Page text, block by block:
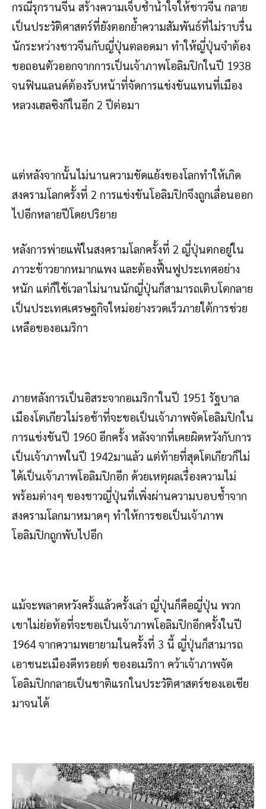
กรณีรุกรานจีน สร้างความเจ็บช้ำน้ำใจให้ชาวจีน กลาย
เป็นประวัติศาสตร์ที่ยังตอกย้ำความสัมพันธ์ที่ไม่ราบรื่น
นักระหว่างชาวจีนกับญี่ปุ่นตลอดมา ทำให้ญี่ปุ่นจำต้อง
ขอถอนตัวออกจากการเป็นเจ้าภาพโอลิมปิกในปี 1938
จนฟินแลนด์ต้องรับหน้าที่จัดการแข่งขันแทนที่เมือง
หลวงเฮลซิงกิในอีก 2 ปีต่อมา
แต่หลังจากนั้นไม่นานความขัดแย้งของโลกทำให้เกิด
สงครามโลกครั้งที่ 2 การแข่งขันโอลิมปิกจึงถูกเลื่อนออก
ไปอีกหลายปีโดยปริยาย
หลังการพ่ายแพ้ในสงครามโลกครั้งที่ 2 ญี่ปุ่นตกอยู่ใน
ภาวะข้าวยากหมากแพง และต้องฟื้นฟูประเทศอย่าง
หนัก แต่ก็ใช้เวลาไม่นานนักญี่ปุ่นก็สามารถเติบโตกลาย
เป็นประเทศเศรษฐกิจใหม่อย่างรวดเร็วภายใต้การช่วย
เหลือของอเมริกา
ภายหลังการเป็นอิสระจากอเมริกาในปี 1951 รัฐบาล
เมืองโตเกียวไม่รอช้าที่จะขอเป็นเจ้าภาพจัดโอลิมปิกใน
การแข่งขันปี 1960 อีกครั้ง หลังจากที่เคยผิดหวังกับการ
เป็นเจ้าภาพในปี 1942มาแล้ว แต่ท้ายที่สุดโตเกียวก็ไม่
ได้เป็นเจ้าภาพโอลิมปิกอีก ด้วยเหตุผลเรื่องความไม่
พร้อมต่างๆ ของชาวญี่ปุ่นที่เพิ่งผ่านความบอบช้ำจาก
สงครามโลกมาหมาดๆ ทำให้การขอเป็นเจ้าภาพ
โอลิมปิกถูกพับไปอีก
แม้จะพลาดหวังครั้งแล้วครั้งเล่า ญี่ปุ่นก็คือญี่ปุ่น พวก
เขาไม่ย่อท้อที่จะขอเป็นเจ้าภาพโอลิมปิกอีกครั้งในปี
1964 จากความพยายามในครั้งที่ 3 นี้ ญี่ปุ่นก็สามารถ
เอาชนะเมืองดีทรอยต์ ของอเมริกา คว้าเจ้าภาพจัด
โอลิมปิกกลายเป็นชาติแรกในประวัติศาสตร์ของเอเชีย
มาจนได้